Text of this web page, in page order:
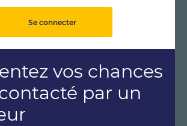
Se connecter
vos chances
par un